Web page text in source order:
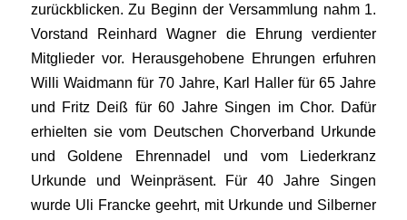
zurückblicken. Zu Beginn der Versammlung nahm 1.
Vorstand Reinhard Wagner die Ehrung verdienter
Mitglieder vor. Herausgehobene Ehrungen erfuhren
Willi Waidmann für 70 Jahre, Karl Haller für 65 Jahre
und Fritz Deiß für 60 Jahre Singen im Chor. Dafür
erhielten sie vom Deutschen Chorverband Urkunde
und Goldene Ehrennadel und vom Liederkranz
Urkunde und Weinpräsent. Für 40 Jahre Singen
wurde Uli Francke geehrt, mit Urkunde und Silberner